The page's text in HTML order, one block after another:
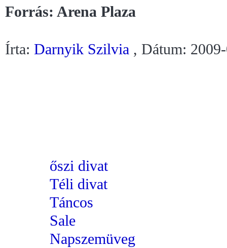
Forrás: Arena Plaza
Írta: Darnyik Szilvia , Dátum:
őszi divat
Téli divat
Táncos
Sale
Napszemüveg